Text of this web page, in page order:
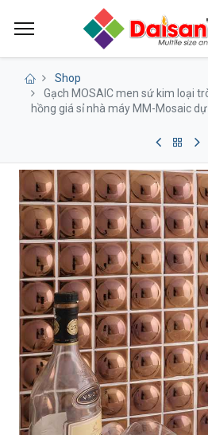
Shop
Gạch MOSAIC men sứ kim loại
hồng giá sỉ nhà máy MM-Mosaic